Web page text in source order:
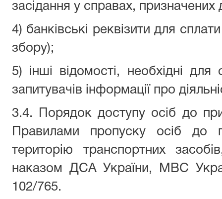
засідання у справах, призначених
4) банківські реквізити для
збору);
5) інші відомості, необхідні
запитувачів інформації про
3.4. Порядок доступу осіб до
Правилами пропуску осіб до
територію транспортних
наказом ДСА України, МВС
102/765.